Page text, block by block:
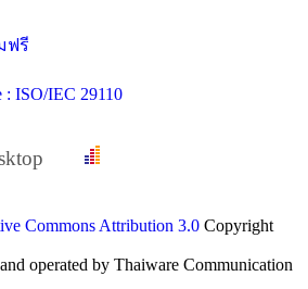
Commons Attribution 3.0 Copyright
operated by Thaiware Communication